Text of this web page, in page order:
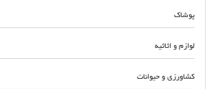
پوشاک
لوازم و اثاثیه
کشاورزی و حیوانات